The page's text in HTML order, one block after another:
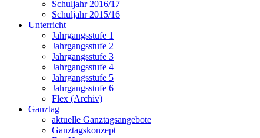
Schuljahr 2016/17
Schuljahr 2015/16
Unterricht
Jahrgangsstufe 1
Jahrgangsstufe 2
Jahrgangsstufe 3
Jahrgangsstufe 4
Jahrgangsstufe 5
Jahrgangsstufe 6
Flex (Archiv)
Ganztag
aktuelle Ganztagsangebote
Ganztagskonzept